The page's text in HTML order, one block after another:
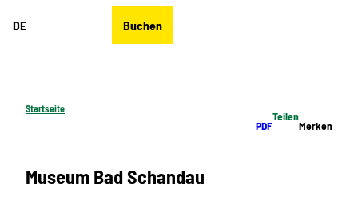
DE Buchen
Startseite
PDF
Teilen
Merken
Museum Bad Schandau